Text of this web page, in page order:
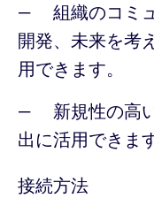
組織のコミ
開発、未来を考
用できます。
新規性の高
出に活用できます
接続方法